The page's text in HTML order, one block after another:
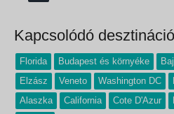
Kapcsolódó
Florida Budapest és környéke
Elzász
Veneto Washington DC
Alaszka
California Cote D'Azur